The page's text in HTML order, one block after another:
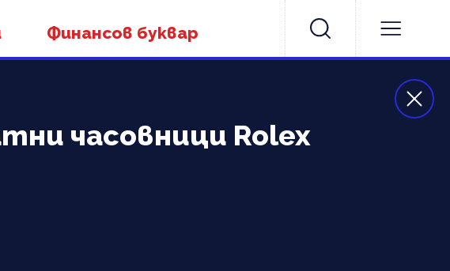
Финансов буквар
часовници Rolex